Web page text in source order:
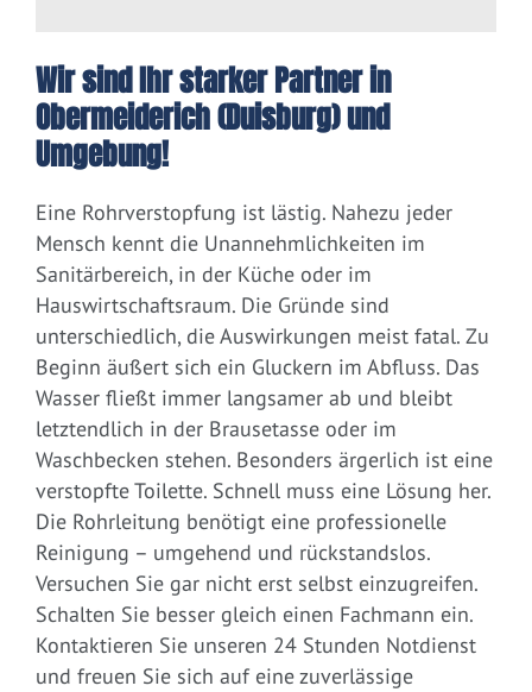
Wir sind Ihr starker Partner in
Obermeiderich (Duisburg) und
Umgebung!
Eine Rohrverstopfung ist lästig. Nahezu jeder
Mensch kennt die Unannehmlichkeiten im
Sanitärbereich, in der Küche oder im
Hauswirtschaftsraum. Die Gründe sind
unterschiedlich, die Auswirkungen meist fatal. Zu
Beginn äußert sich ein Gluckern im Abfluss. Das
Wasser fließt immer langsamer ab und bleibt
letztendlich in der Brausetasse oder im
Waschbecken stehen. Besonders ärgerlich ist eine
verstopfte Toilette. Schnell muss eine Lösung her.
Die Rohrleitung benötigt eine professionelle
Reinigung – umgehend und rückstandslos.
Versuchen Sie gar nicht erst selbst einzugreifen.
Schalten Sie besser gleich einen Fachmann ein.
Kontaktieren Sie unseren 24 Stunden Notdienst
und freuen Sie sich auf eine zuverlässige